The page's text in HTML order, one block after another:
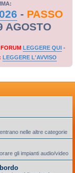
- PASSO
AGOSTO
LEGGERE QUI -
LEGGERE L'AVVISO
nelle altre categorie
gli impianti audio/video